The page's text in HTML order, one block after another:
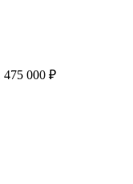
475 000 ₽